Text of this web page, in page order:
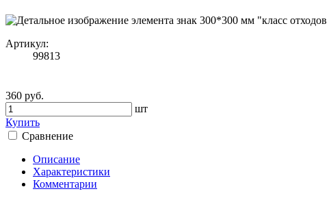
Артикул:
99813
360 руб.
шт
Купить
Сравнение
Описание
Характеристики
Комментарии